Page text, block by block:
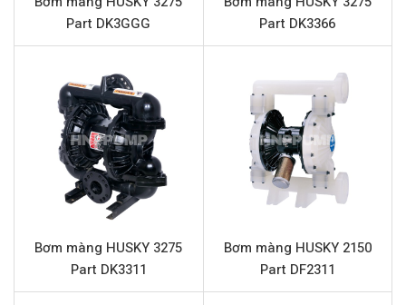
Đầu hút và đẩy
Phần trung tâm
Nhựa Polypropylen
Chất rắn qua bơm tối đa
Đặc điểm nổi bật HUSKY 716 D53266
Bơm màng HUSKY 716 D53266 được thiết kế để tối ưu
Part DK3GGG
Part DK3366
Bơm màng HUSKY 3275
Part DK3311
Bơm màng HUSKY 2150
Part DF2311